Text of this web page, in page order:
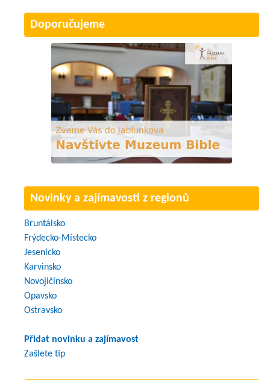
Doporučujeme
Novinky a zajímavosti z regionů
Bruntálsko
Frýdecko-Místecko
Jesenicko
Karvinsko
Novojičínsko
Opavsko
Ostravsko
Přidat novinku a zajímavost
Zašlete tip